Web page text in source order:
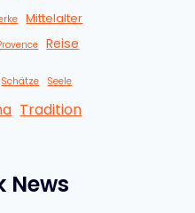
Mittelalter
Reise
Schätze Seele
Tradition
News